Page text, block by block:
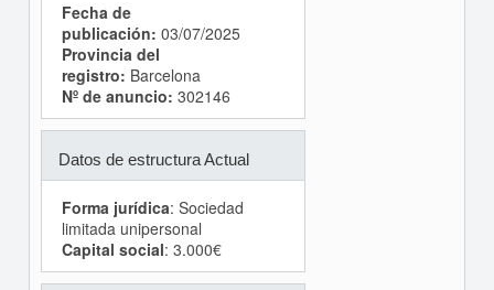
Fecha de
publicación: 03/07/2025
Provincia del
registro: Barcelona
Nº de anuncio: 302146
Datos de estructura Actual
Forma jurídica: Sociedad
limitada unipersonal
Capital social: 3.000€